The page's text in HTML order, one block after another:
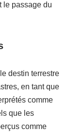
le passage du
destin terrestre
en tant que
comme
que les
comme